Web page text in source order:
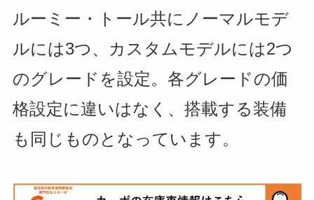
ルーミー・トール共にノーマルモデ
ルには3つ、カスタムモデルには2つ
のグレードを設定。各グレードの価
格設定に違いはなく、搭載する装備
も同じものとなっています。